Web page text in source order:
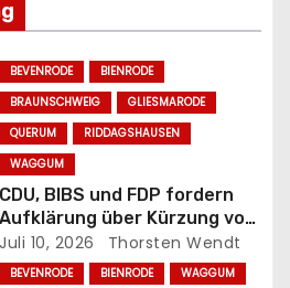
BEVENRODE
BIENRODE
BRAUNSCHWEIG
GLIESMARODE
QUERUM
RIDDAGSHAUSEN
WAGGUM
CDU, BIBS und FDP fordern
Aufklärung über Kürzung von
Büchereimitteln
Juli 10, 2026 Thorsten Wendt
BEVENRODE BIENRODE WAGGUM